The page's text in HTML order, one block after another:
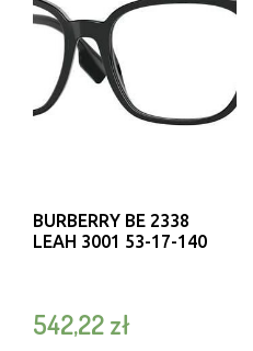
BURBERRY BE 2338
LEAH 3001 53-17-140
542,22zł